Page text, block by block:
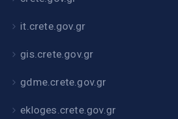
it.crete.gov.gr
gis.crete.gov.gr
gdme.crete.gov.gr
ekloges.crete.gov.gr